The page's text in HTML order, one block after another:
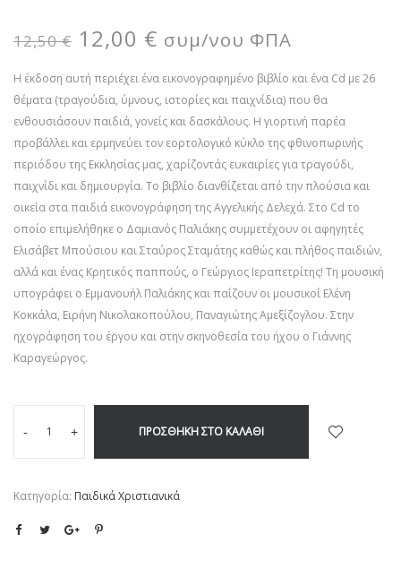
12,50€ 12,00 € συμ/νου ΦΠΑ
Η έκδοση αυτή περιέχει ένα εικονογραφημένο βιβλίο και ένα Cd με 26
θέματα (τραγούδια, ύμνους, ιστορίες και παιχνίδια) που θα
ενθουσιάσουν παιδιά, γονείς και δασκάλους. Η γιορτινή παρέα
προβάλλει και ερμηνεύει τον εορτολογικό κύκλο της φθινοπωρινής
περιόδου της Εκκλησίας μας, χαρίζοντάς ευκαιρίες για τραγούδι,
παιχνίδι και δημιουργία. Το βιβλίο διανθίζεται από την πλούσια και
οικεία στα παιδιά εικονογράφηση της Αγγελικής Δελεχά. Στο Cd το
οποίο επιμελήθηκε ο Δαμιανός Παλιάκης συμμετέχουν οι αφηγητές
Ελισάβετ Μπούσιου και Σταύρος Σταμάτης καθώς και πλήθος παιδιών,
αλλά και ένας Κρητικός παππούς, ο Γεώργιος Ιεραπετρίτης! Τη μουσική
υπογράφει ο Εμμανουήλ Παλιάκης και παίζουν οι μουσικοί Ελένη
Κοκκάλα, Ειρήνη Νικολακοπούλου, Παναγιώτης Αμεξίζογλου. Στην
ηχογράφηση του έργου και στην σκηνοθεσία του ήχου ο Γιάννης
Καραγεώργος.
- + ΠΡΟΣΘΉΚΗ ΣΤΟ ΚΑΛΆΘΙ
Κατηγορία: Παιδικά Χριστιανικά